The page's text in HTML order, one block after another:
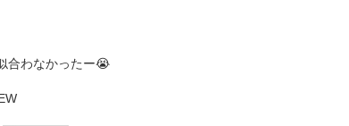
合わなかったー😭